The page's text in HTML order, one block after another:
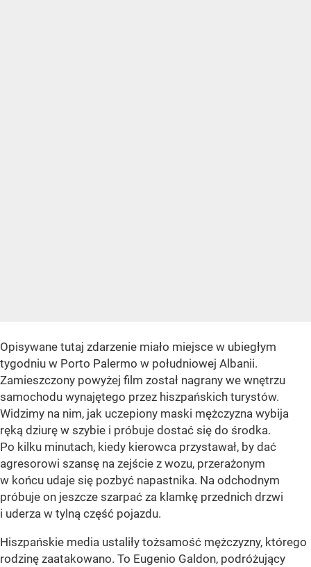
Opisywane tutaj zdarzenie miało miejsce w ubiegłym
tygodniu w Porto Palermo w południowej Albanii.
Zamieszczony powyżej film został nagrany we wnętrzu
samochodu wynajętego przez hiszpańskich turystów.
Widzimy na nim, jak uczepiony maski mężczyzna wybija
ręką dziurę w szybie i próbuje dostać się do środka.
Po kilku minutach, kiedy kierowca przystawał, by dać
agresorowi szansę na zejście z wozu, przerażonym
w końcu udaje się pozbyć napastnika. Na odchodnym
próbuje on jeszcze szarpać za klamkę przednich drzwi
i uderza w tylną część pojazdu.
Hiszpańskie media ustaliły tożsamość mężczyzny, którego
rodzinę zaatakowano. To Eugenio Galdon, podróżujący